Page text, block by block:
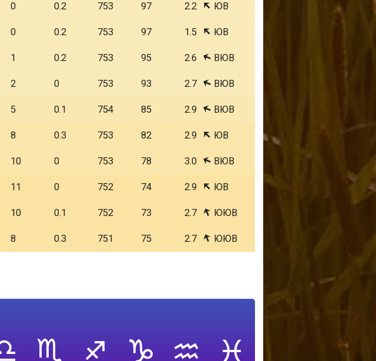
0 0.2 753 97 2.2 ЮВ
0 0.2 753 97 1.5 ЮВ
1 0.2 753 95 2.6 ВЮВ
2 0 753 93 2.7 ВЮВ
5 0.1 754 85 2.9 ВЮВ
8 0.3 753 82 2.9 ЮВ
10 0 753 78 3.0 ВЮВ
11 0 752 74 2.9 ЮВ
10 0.1 752 73 2.7 ЮЮВ
8 0.3 751 75 2.7 ЮЮВ